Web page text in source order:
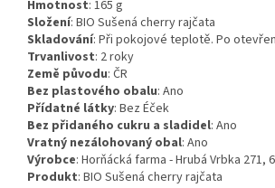
Hmotnost: 165 g
Složení: BIO Sušená cherry rajčata
Skladování: Při pokojové teplotě. Po
Trvanlivost: 2 roky
Země původu: ČR
Bez plastového obalu: Ano
Přídatné látky: Bez Éček
Bez přidaného cukru a sladidel: Ano
Vratný nezálohovaný obal: Ano
Výrobce: Horňácká farma - Hrubá Vrbka 271,
Produkt: BIO Sušená cherry rajčata